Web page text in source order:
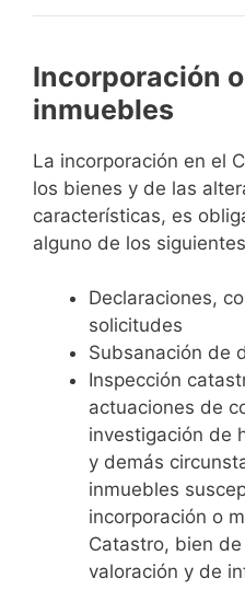
Incorporación
inmuebles
La incorporación en el
los bienes y de las
características, es
alguno de los
Declaraciones,
solicitudes
Subsanación de
Inspección
actuaciones de
investigación de
y demás
inmuebles
incorporación o
Catastro, bien
valoración y de